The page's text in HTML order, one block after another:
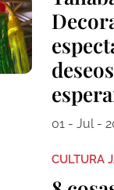
01 - Jul -
CULTURA